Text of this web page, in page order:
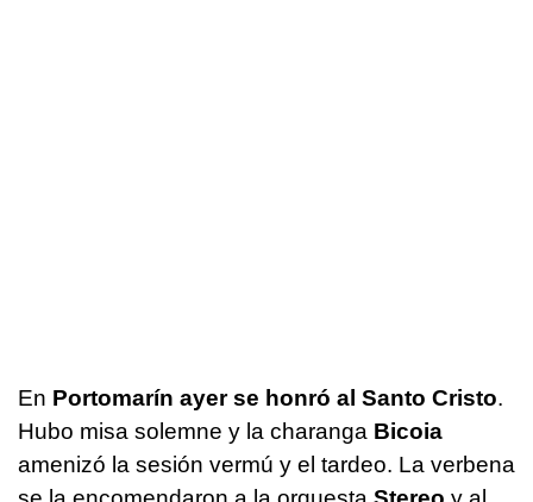
En Portomarín ayer se honró al Santo Cristo.
Hubo misa solemne y la charanga Bicoia
amenizó la sesión vermú y el tardeo. La verbena